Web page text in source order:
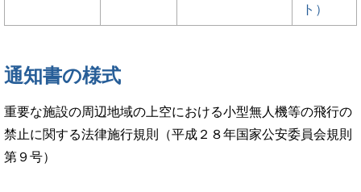
ト）
通知書の様式
重要な施設の周辺地域の上空における小型無人機等の飛行の
禁止に関する法律施行規則（平成２８年国家公安委員会規則
第９号）